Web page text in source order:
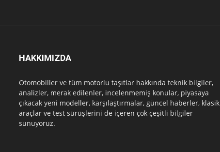
HAKKIMIZDA
Otomobiller ve tüm motorlu taşıtlar hakkında teknik bilgiler,
analizler, merak edilenler, incelenmemiş konular, piyasaya
çıkacak yeni modeller, karşılaştırmalar, güncel haberler, klasik
araçlar ve test sürüşlerini de içeren çok çeşitli bilgiler
sunuyoruz.